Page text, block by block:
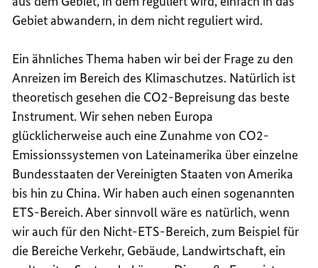
Gebiet abwandern, in dem nicht reguliert wird.
Ein ähnliches Thema haben wir bei der Frage zu den
Anreizen im Bereich des Klimaschutzes. Natürlich ist
theoretisch gesehen die CO2-Bepreisung das beste
Instrument. Wir sehen neben Europa
glücklicherweise auch eine Zunahme von CO2-
Emissionssystemen von Lateinamerika über einzelne
Bundesstaaten der Vereinigten Staaten von Amerika
bis hin zu China. Wir haben auch einen sogenannten
ETS-Bereich. Aber sinnvoll wäre es natürlich, wenn
wir auch für den Nicht-ETS-Bereich, zum Beispiel für
die Bereiche Verkehr, Gebäude, Landwirtschaft, ein